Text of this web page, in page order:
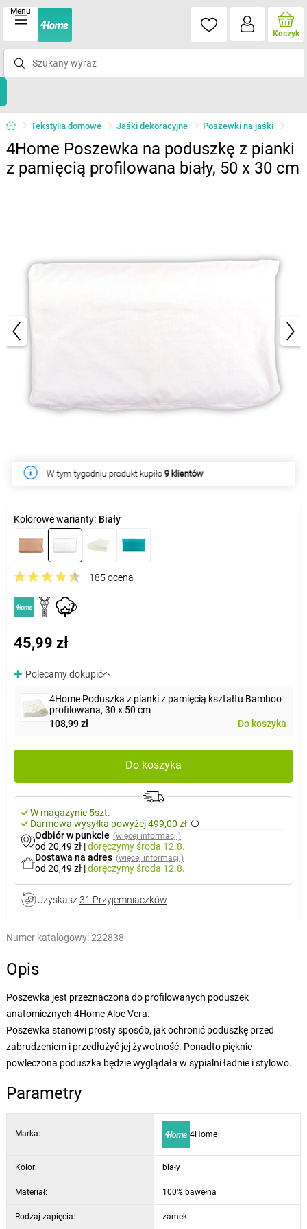
Menu
Koszyk
Tekstylia domowe Jaśki dekoracyjne Poszewki na jaśki
4Home Poszewka na poduszkę z pianki
z pamięcią profilowana biały, 50 x 30 cm
1/2
W tym tygodniu produkt kupiło9 klientów
Kolorowe warianty: Biały
185 ocena
45,99 zł
Polecamy dokupić
4Home Poduszka z pianki z pamięcią kształtu Bamboo
profilowana, 30 x 50 cm
108,99 zł
Do koszyka
Do koszyka
W magazynie 5szt.
Darmowa wysyłka powyżej 499,00 zł
Odbiór w punkcie (więcej informacji)
od 20,49 zł |doręczymyśroda 12.8.
Dostawa na adres (więcej informacji)
od 20,49 zł |doręczymyśroda 12.8.
Uzyskasz 31 Przyjemniaczków
Numer katalogowy:222838
Opis
Poszewka jest przeznaczona do profilowanych poduszek
anatomicznych 4Home Aloe Vera.
Poszewka stanowi prosty sposób, jak ochronić poduszkę przed
zabrudzeniem i przedłużyć jej żywotność. Ponadto pięknie
powleczona poduszka będzie wyglądała w sypialni ładnie i stylowo.
Parametry
Marka: 4Home
Kolor: biały
Materiał: 100% bawełna
Rodzaj zapięcia: zamek